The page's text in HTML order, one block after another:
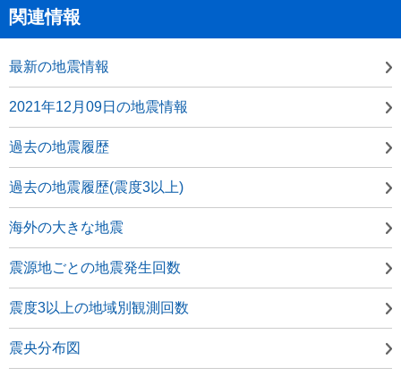
関連情報
最新の地震情報
2021年12月09日の地震情報
過去の地震履歴
過去の地震履歴(震度3以上)
海外の大きな地震
震源地ごとの地震発生回数
震度3以上の地域別観測回数
震央分布図